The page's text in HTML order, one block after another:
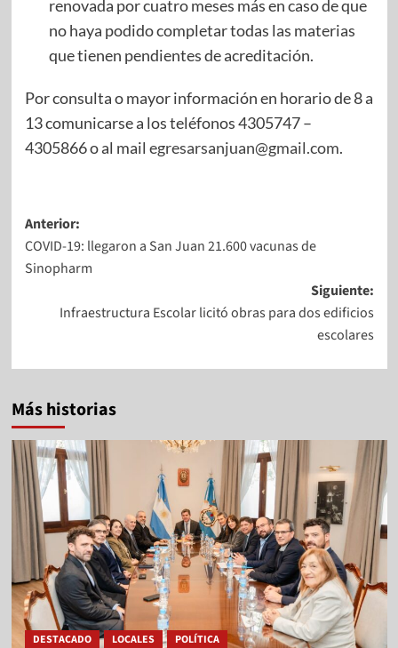
renovada por cuatro meses más en caso de que
no haya podido completar todas las materias
que tienen pendientes de acreditación.
Por consulta o mayor información en horario de 8 a
13 comunicarse a los teléfonos 4305747 –
4305866 o al mail egresarsanjuan@gmail.com.
Anterior:
COVID-19: llegaron a San Juan 21.600 vacunas de
Sinopharm
Siguiente:
Infraestructura Escolar licitó obras para dos edificios
escolares
Más historias
DESTACADO LOCALES POLÍTICA